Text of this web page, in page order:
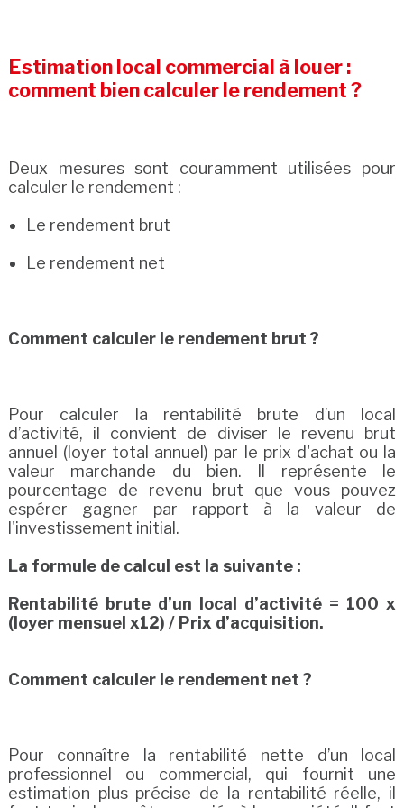
Estimation local commercial à louer :
comment bien calculer le rendement ?
Deux mesures sont couramment utilisées pour
calculer le rendement :
Le rendement brut
Le rendement net
Comment calculer le rendement brut ?
Pour calculer la rentabilité brute d’un local
d’activité, il convient de diviser le revenu brut
annuel (loyer total annuel) par le prix d'achat ou la
valeur marchande du bien. Il représente le
pourcentage de revenu brut que vous pouvez
espérer gagner par rapport à la valeur de
l'investissement initial.
La formule de calcul est la suivante :
Rentabilité brute d’un local d’activité = 100 x
(loyer mensuel x12) / Prix d’acquisition.
Comment calculer le rendement net ?
Pour connaître la rentabilité nette d’un local
professionnel ou commercial, qui fournit une
estimation plus précise de la rentabilité réelle, il